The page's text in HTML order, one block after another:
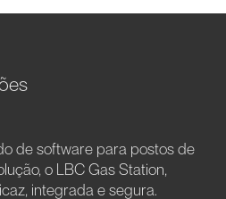
de software para postos de
o LBC Gas Station,
integrada e segura.